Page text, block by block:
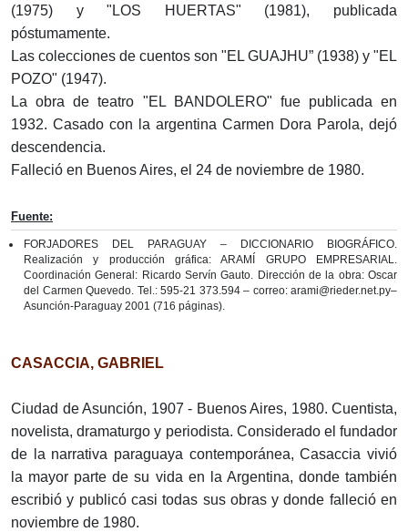
(1975) y "LOS HUERTAS" (1981), publicada
póstumamente.
Las colecciones de cuentos son "EL GUAJHU” (1938) y "EL
POZO" (1947).
La obra de teatro "EL BANDOLERO" fue publicada en
1932. Casado con la argentina Carmen Dora Parola, dejó
descendencia.
Falleció en Buenos Aires, el 24 de noviembre de 1980.
Fuente:
FORJADORES DEL PARAGUAY – DICCIONARIO BIOGRÁFICO.
Realización y producción gráfica: ARAMÍ GRUPO EMPRESARIAL.
Coordinación General: Ricardo Servín Gauto. Dirección de la obra: Oscar
del Carmen Quevedo. Tel.: 595-21 373.594 – correo: arami@rieder.net.py–
Asunción-Paraguay 2001 (716 páginas).
CASACCIA, GABRIEL
Ciudad de Asunción, 1907 - Buenos Aires, 1980. Cuentista,
novelista, dramaturgo y periodista. Considerado el fundador
de la narrativa paraguaya contemporánea, Casaccia vivió
la mayor parte de su vida en la Argentina, donde también
escribió y publicó casi todas sus obras y donde falleció en
noviembre de 1980.